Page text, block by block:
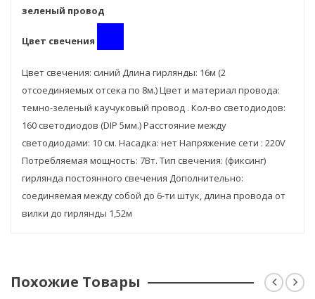
Гарантия: 6мес
зеленый провод
Цвет свечения
Цвет свечения: синий Длина гирлянды: 16м (2
отсоединяемых отсека по 8м.) Цвет и материал провода:
темно-зеленый каучуковый провод . Кол-во светодиодов:
160 светодиодов (DIP 5мм.) Расстояние между
светодиодами: 10 см. Насадка: нет Напряжение сети : 220V
Потребляемая мощность: 7Вт. Тип свечения: (фиксинг)
гирлянда постоянного свечения Дополнительно:
соединяемая между собой до 6-ти штук, длина провода от
вилки до гирлянды 1,52м
Похожие Товары